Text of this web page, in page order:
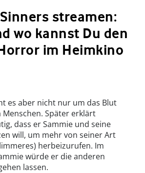
streamen:
wo kannst Du den
im Heimkino
es aber nicht nur um das Blut
Später erklärt
dass er Sammie und seine
will, um mehr von seiner Art
herbeizurufen. Im
würde er die anderen
lassen.